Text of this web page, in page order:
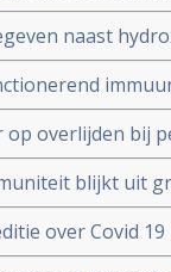
naast
voor COVID-
afdeling en
15 procent
overlijden bij
voor
blijkt uit
en 44
over Covid
zouden